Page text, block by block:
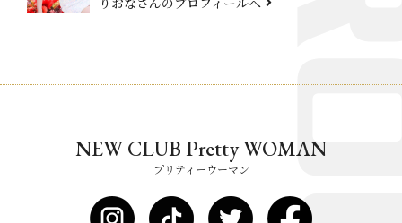
NEW CLUB Pretty WOMAN
プリティーウーマン